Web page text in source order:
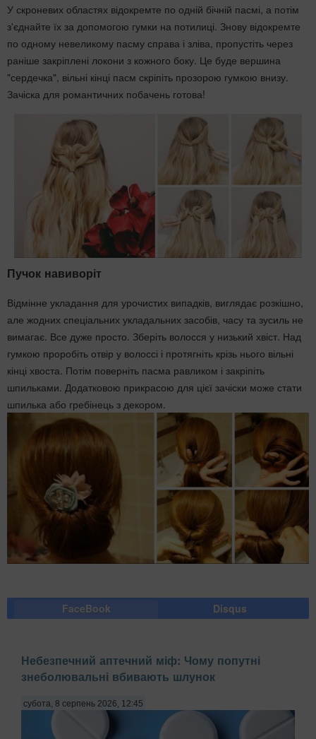
У скроневих областях відокремте по одній бічній пасмі, а потім
з'єднайте їх за допомогою гумки на потилиці. Знову відокремте
по одному невеликому пасму справа і зліва, пропустіть через
раніше закріплені локони з кожного боку. Це буде вершина
"сердечка", вільні кінці пасм скріпіть прозорою гумкою внизу.
Зачіска для романтичних побачень готова!
Пучок навиворіт
Відмінне укладання для урочистих випадків, виглядає розкішно,
але жодних спеціальних укладальних засобів, часу та зусиль не
вимагає. Все дуже просто. Зберіть волосся у низький хвіст. Над
гумкою проробіть отвір у волоссі і протягніть крізь нього вільні
кінці хвоста. Потім поверніть пасма равликом і закріпіть
шпильками. Додатковою прикрасою для цієї зачіски може стати
шпилька або гребінець з декором.
FaceBook Disqus
Небезпечний аптечний міф: Чому попутні
знеболювальні вбивають шлунок
субота, 8 серпень 2026, 12:45